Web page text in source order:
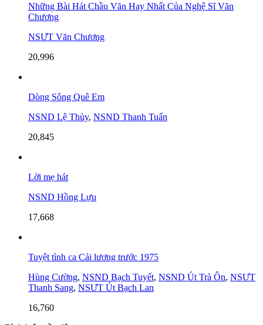
Những Bài Hát Chầu Văn Hay Nhất Của Nghệ Sĩ Văn
Chương
NSƯT Văn Chương
20,996
Dòng Sông Quê Em
NSND Lệ Thủy, NSND Thanh Tuấn
20,845
Lời mẹ hát
NSND Hồng Lựu
17,668
Tuyệt tình ca Cải lương trước 1975
Hùng Cường, NSND Bạch Tuyết, NSND Út Trà Ôn, NSƯT
Thanh Sang, NSƯT Út Bạch Lan
16,760